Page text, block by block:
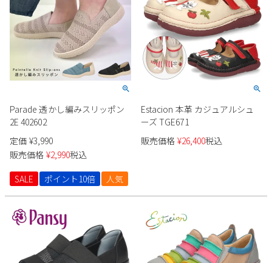
Parade 透かし編みスリッポン
2E 402602
定価 ¥3,990
販売価格 ¥2,990税込
SALE
ポイント10倍 人気
Estacion 本革 カジュアルシュ
ーズ TGE671
販売価格 ¥26,400税込